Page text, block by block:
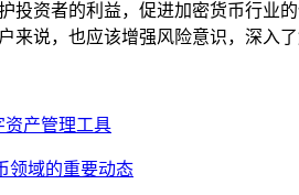
投资者的利益，促进加密货币行业
来说，也应该增强风险意识，深入
资产管理工具
领域的重要动态